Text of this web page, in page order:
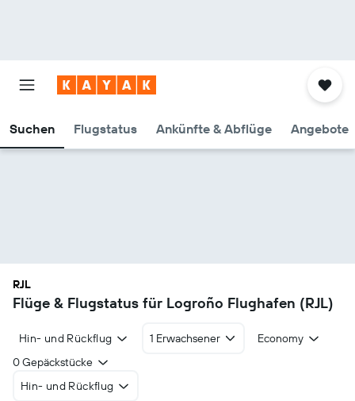
Suchen Flugstatus Ankünfte & Abflüge Angebote
RJL
Flüge & Flugstatus für Logroño Flughafen (RJL)
Hin- und Rückflug 1 Erwachsener
Economy
0 Gepäckstücke
Hin- und Rückflug